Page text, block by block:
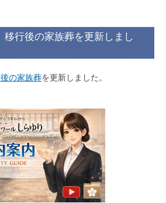
移行後の家族葬を更新しまし
の家族葬を更新しました。